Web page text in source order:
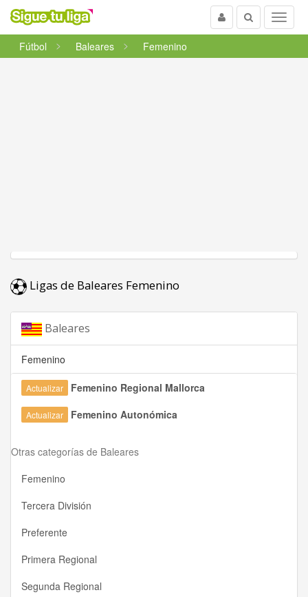
Menu
Buscar
Usuario
Fútbol
Baleares Femenino
Ligas de Baleares Femenino
Baleares
Femenino
Actualizar Femenino Regional Mallorca
Actualizar Femenino Autonómica
Otras categorías de Baleares
Femenino
Tercera División
Preferente
Primera Regional
Segunda Regional